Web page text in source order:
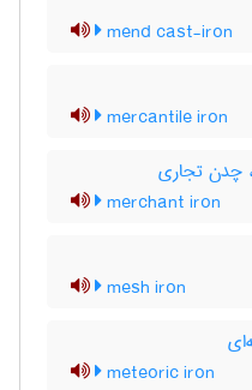
mend cast-iron
mercantile iron
چدن تجاری
merchant iron
mesh iron
meteoric iron